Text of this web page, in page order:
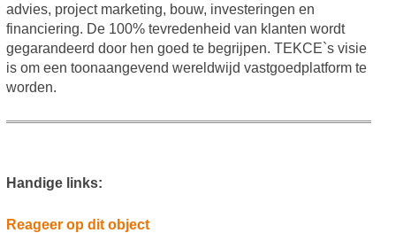
advies, project marketing, bouw, investeringen en
financiering. De 100% tevredenheid van klanten wordt
gegarandeerd door hen goed te begrijpen. TEKCE`s visie
is om een toonaangevend wereldwijd vastgoedplatform te
worden.
Handige links:
Reageer op dit object